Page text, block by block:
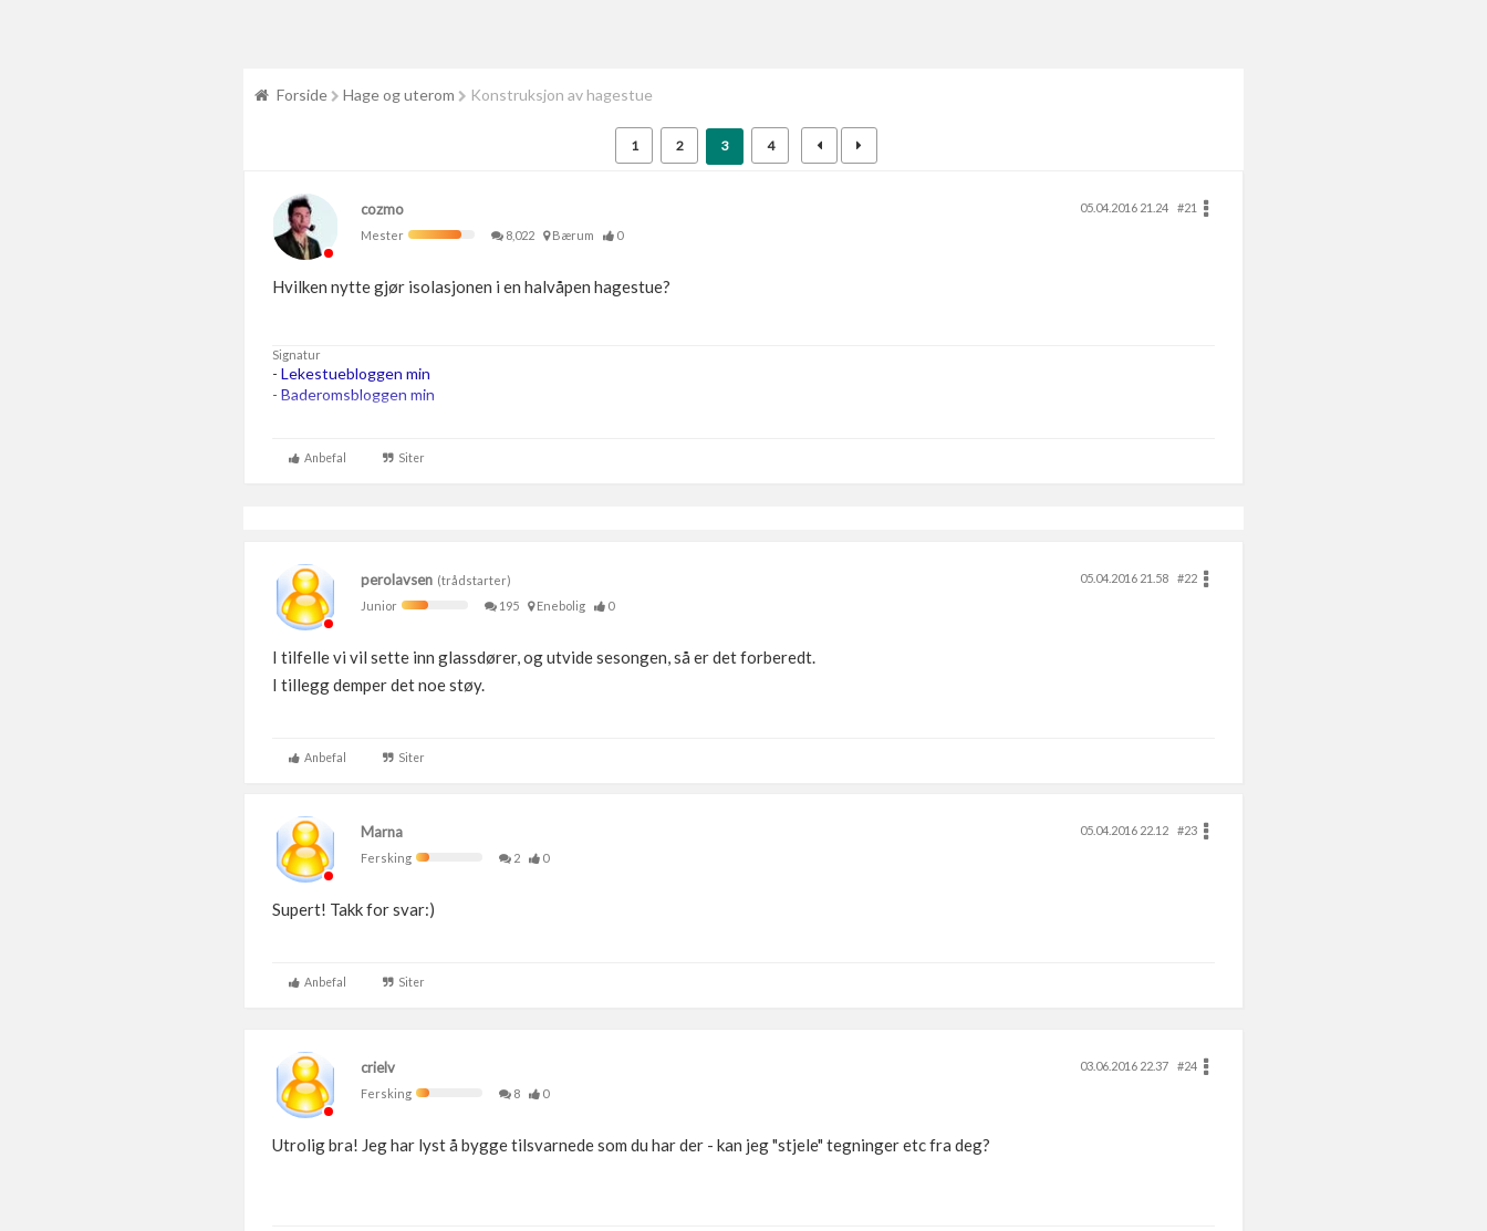
Forside Hage og uterom Konstruksjon av hagestue
1 2 3 4
cozmo 05.04.2016 21.24
#21
Mester
8,022 Bærum 0
Hvilken nytte gjør isolasjonen i en halvåpen hagestue?
Signatur
- Lekestuebloggen min
- Baderomsbloggen min
Anbefal Siter
perolavsen (trådstarter) 05.04.2016 21.58
#22
Junior
195 Enebolig 0
I tilfelle vi vil sette inn glassdører, og utvide sesongen, så er det forberedt.
I tillegg demper det noe støy.
Anbefal Siter
Marna 05.04.2016 22.12
#23
Fersking
2 0
Supert! Takk for svar:)
Anbefal Siter
crielv 03.06.2016 22.37
#24
Fersking
8 0
Utrolig bra! Jeg har lyst å bygge tilsvarnede som du har der - kan jeg "stjele" tegninger etc fra deg?